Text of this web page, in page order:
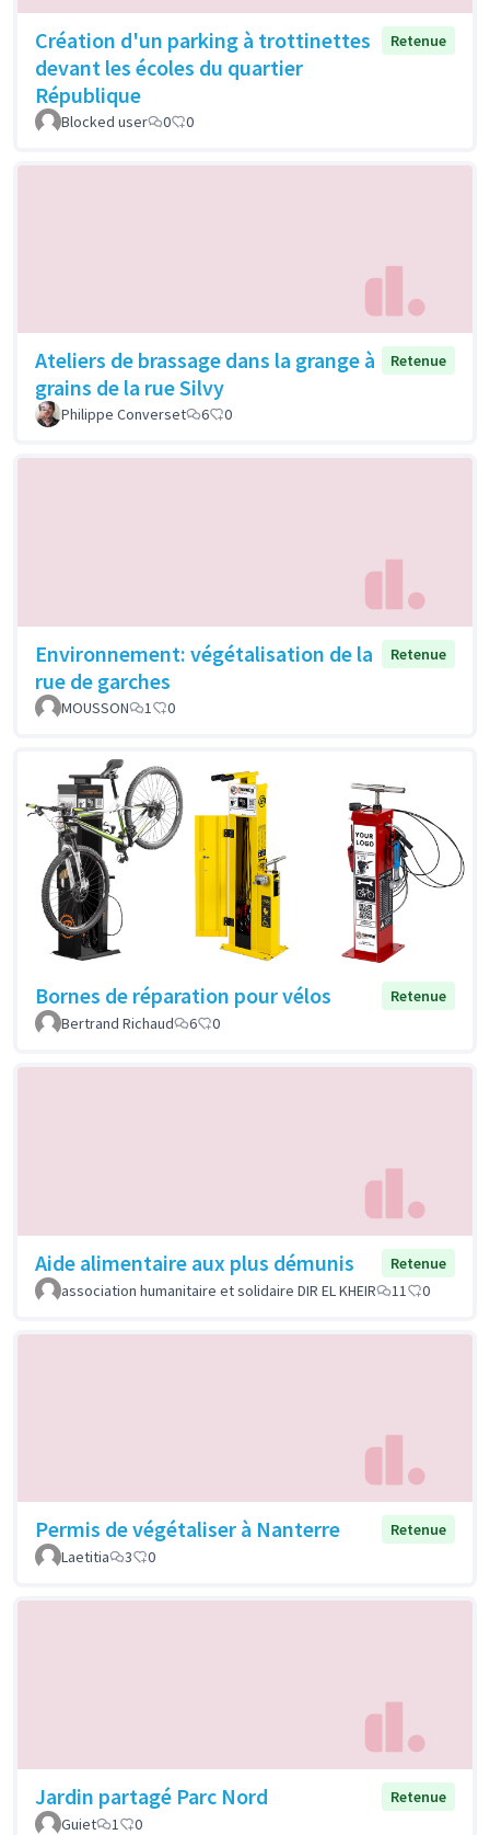
Création d'un parking à trottinettes
devant les écoles du quartier
République
Retenue
Blocked user 0 0
Ateliers de brassage dans la grange à
grains de la rue Silvy
Retenue
Philippe Converset 6 0
Environnement: végétalisation de la
rue de garches
Retenue
MOUSSON 1 0
Bornes de réparation pour vélos
Retenue
Bertrand Richaud
6 0
Aide alimentaire aux plus démunis
Retenue
association humanitaire et solidaire DIR EL KHEIR
11 0
Permis de végétaliser à Nanterre
Retenue
Laetitia
3 0
Jardin partagé Parc Nord
Retenue
Guiet
1 0